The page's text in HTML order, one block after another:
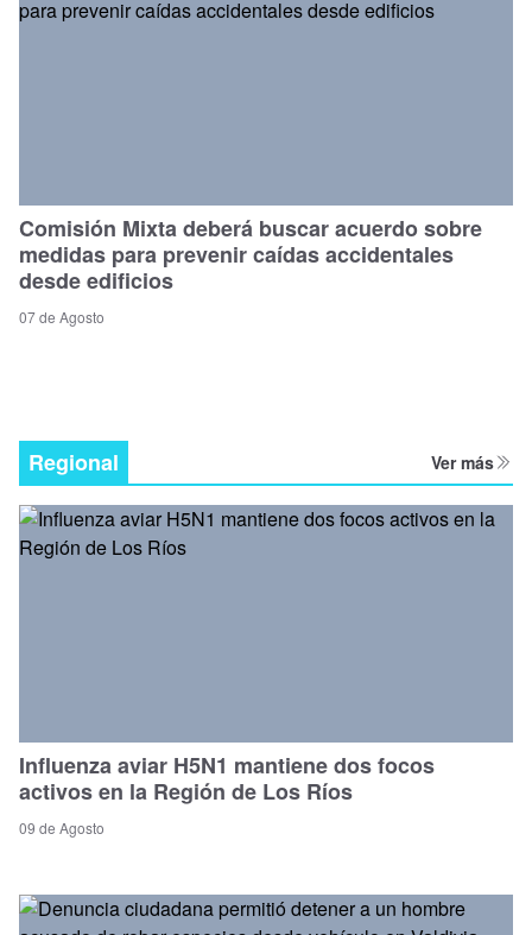
Comisión Mixta deberá buscar acuerdo sobre
medidas para prevenir caídas accidentales
desde edificios
07 de Agosto
Regional Ver más
Influenza aviar H5N1 mantiene dos focos
activos en la Región de Los Ríos
09 de Agosto